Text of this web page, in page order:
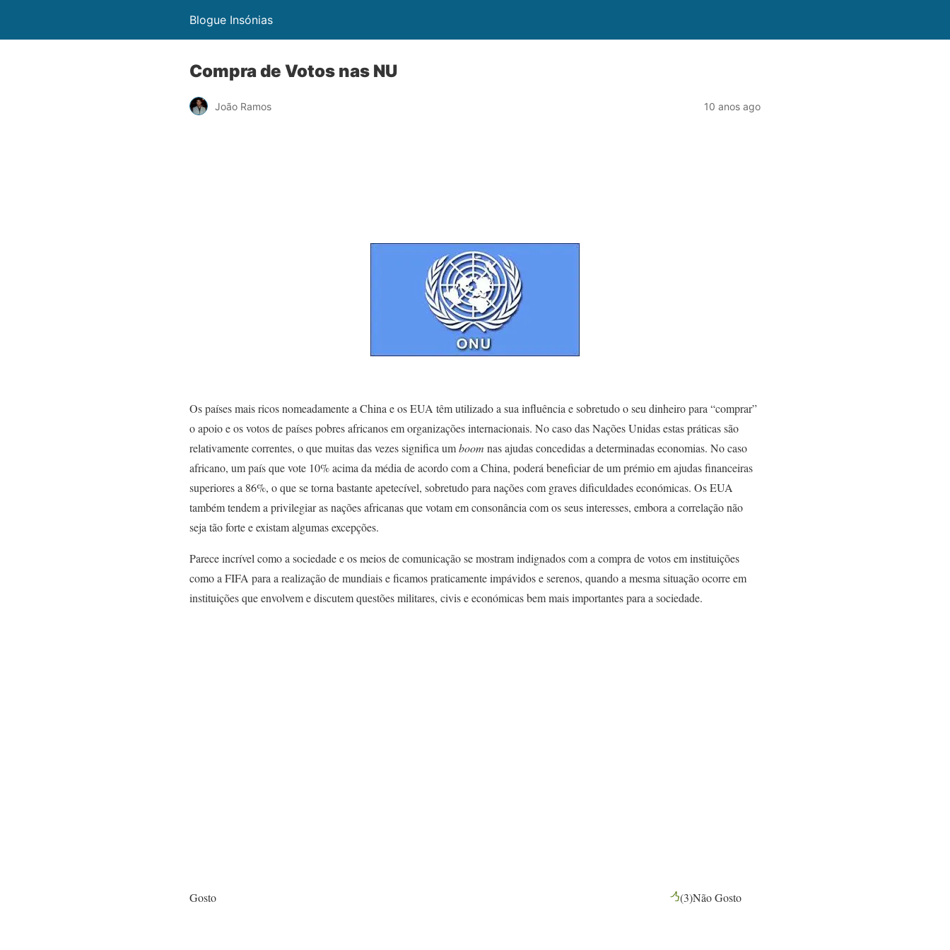
Blogue Insónias
Compra de Votos nas NU
João Ramos 10 anos ago
Os países mais ricos nomeadamente a China e os EUA têm utilizado a sua influência e sobretudo o seu dinheiro para “comprar”
o apoio e os votos de países pobres africanos em organizações internacionais. No caso das Nações Unidas estas práticas são
relativamente correntes, o que muitas das vezes significa umboom nas ajudas concedidas a determinadas economias. No caso
africano, um país que vote 10% acima da média de acordo com a China, poderá beneficiar de um prémio em ajudas financeiras
superiores a 86%, o que se torna bastante apetecível, sobretudo para nações com graves dificuldades económicas. Os EUA
também tendem a privilegiar as nações africanas que votam em consonância com os seus interesses, embora a correlação não
seja tão forte e existam algumas excepções.
Parece incrível como a sociedade e os meios de comunicação se mostram indignados com a compra de votos em instituições
como a FIFA para a realização de mundiais e ficamos praticamente impávidos e serenos, quando a mesma situação ocorre em
instituições que envolvem e discutem questões militares, civis e económicas bem mais importantes para a sociedade.
Gosto (3)Não Gosto